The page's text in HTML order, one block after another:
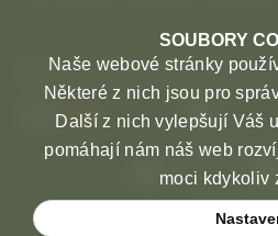
MOŽNOSTI PLATBYMOŽNOSTI DOPRAVY
SOUBORY
Naše webové stránky
Některé z nich jsou pro
Další z nich vylepšují Váš
pomáhají nám náš web
moci kdykoliv